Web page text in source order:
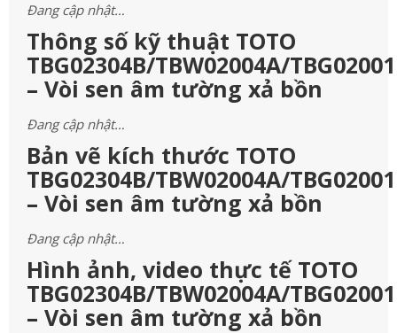
Đang cập nhật…
Thông số kỹ thuật TOTO
TBG02304B/TBW02004A/
– Vòi sen âm tường xả bồn
Đang cập nhật…
Bản vẽ kích thước TOTO
TBG02304B/TBW02004A/
– Vòi sen âm tường xả bồn
Đang cập nhật…
Hình ảnh, video thực tế TOTO
TBG02304B/TBW02004A/
– Vòi sen âm tường xả bồn